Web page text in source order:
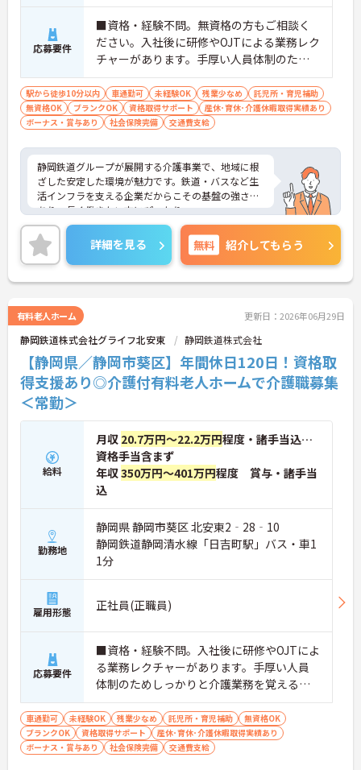
プライベートも大切にできます！
・年間休日120日以上
・有給も取りやすい環境
・夜勤明けの翌日は必ず公休
→ しっかり休んでリフレッシュできます
■ 研修充実で未経験も安心♪
学びながら成長できる体制！
・実践的なアドバイスが受けられる
・安心してスキルアップできる
→ 長く働きながら着実に成長できます
応募要件
■資格・経験不問。無資格の方もご相談く
ださい。入社後に研修やOJTによる業務レク
チャーがあります。手厚い人員体制のため
しっかりと介護業務を覚えることができま
す。
駅から徒歩10分以内 車通勤可 未経験OK 残業少なめ
託児所・育児補助
無資格OK
ブランクOK 資格取得サポート
産休･育休･介護休暇取得実績あり
ボーナス・賞与あり
社会保険完備 交通費支給
静岡鉄道グループが展開する介護事業で、地域に根
ざした安定した環境が魅力です。鉄道・バスなど生
活インフラを支える企業だからこその基盤の強さが
あり、長く働きたい方にぴったり。
見守りセンサー付きベッドの導入や専門スタッフの
配置など、職員負担を軽減する環境づくりを大切に
していることもポイント。人間関係も良好で、穏や
かな雰囲気の中で安心してスタートできる職場で
す。
に詳細をご案内しますのでお気軽にご相談くださ
い！
■ 働きやすさバツグンの職場環境♪
最新設備とサポート体制で負担軽減！
・見守りセンサー付きベッド導入
・巡回頻度を減らし業務を効率化
→ 介護業務にしっかり集中できる環境です
■ 人間関係良好で安心スタート♪
幅広い世代が活躍中！
・ざっくばらんに話せる雰囲気
・穏やかな空気感で働きやすい
→ 初めての方でも馴染みやすい環境です
プライベートも大切にできます！
・年間休日120日以上
・有給も取りやすい環境
・夜勤明けの翌日は必ず公休
→ しっかり休んでリフレッシュできます
■ 研修充実で未経験も安心♪
学びながら成長できる体制！
・先輩スタッフから丁寧な指導
詳細を見る 無料 紹介してもらう
有料老人ホーム 更新日：2026年06月29日
静岡鉄道株式会社グライフ北安東 静岡鉄道株式会社
【静岡県／静岡市葵区】年間休日120日！資格取
得支援あり◎介護付有料老人ホームで介護職募集
＜常勤＞
給料
月収 20.7万円～22.2万円程度・諸手当込…
資格手当含まず
年収350万円～401万円程度 賞与・諸手当
込
勤務地
静岡県 静岡市葵区 北安東2‐28‐10
静岡鉄道静岡清水線「日吉町駅」バス・車1
1分
雇用形態 正社員(正職員)
応募要件
■資格・経験不問。入社後に研修やOJTによ
る業務レクチャーがあります。手厚い人員
体制のためしっかりと介護業務を覚えるこ
とができます。
車通勤可 未経験OK 残業少なめ 託児所・育児補助
無資格OK
ブランクOK
資格取得サポート
産休･育休･介護休暇取得実績あり
ボーナス・賞与あり
社会保険完備 交通費支給